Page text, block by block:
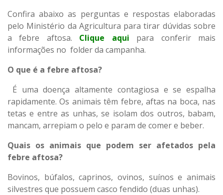
Confira abaixo as perguntas e respostas elaboradas
pelo Ministério da Agricultura para tirar dúvidas sobre
a febre aftosa. Clique aqui para conferir mais
informações no folder da campanha.
O que é a febre aftosa?
É uma doença altamente contagiosa e se espalha
rapidamente. Os animais têm febre, aftas na boca, nas
tetas e entre as unhas, se isolam dos outros, babam,
mancam, arrepiam o pelo e param de comer e beber.
Quais os animais que podem ser afetados pela
febre aftosa?
Bovinos, búfalos, caprinos, ovinos, suínos e animais
silvestres que possuem casco fendido (duas unhas).